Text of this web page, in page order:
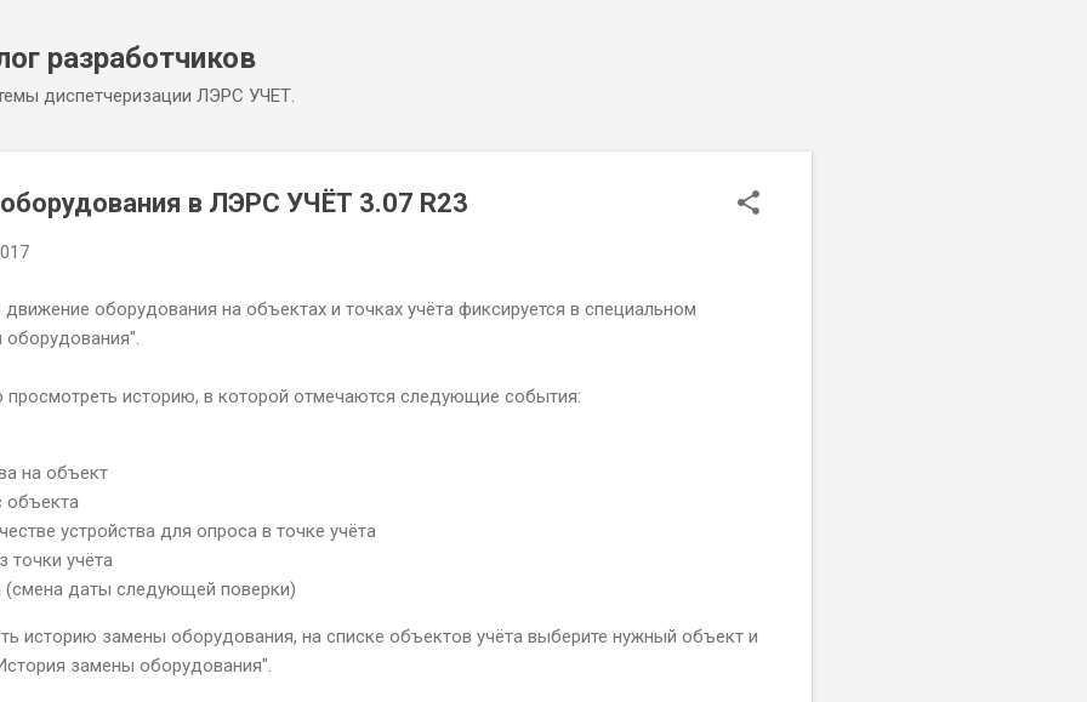
разработчиков
диспетчеризации ЛЭРС УЧЕТ.
в ЛЭРС УЧЁТ 3.07 R23
движение оборудования на объектах и точках учёта фиксируется в специальном
историю, в которой отмечаются следующие события:
на объект
объекта
устройства для опроса в точке учёта
точки учёта
(смена даты следующей поверки)
историю замены оборудования, на списке объектов учёта выберите нужный объект и
замены оборудования".